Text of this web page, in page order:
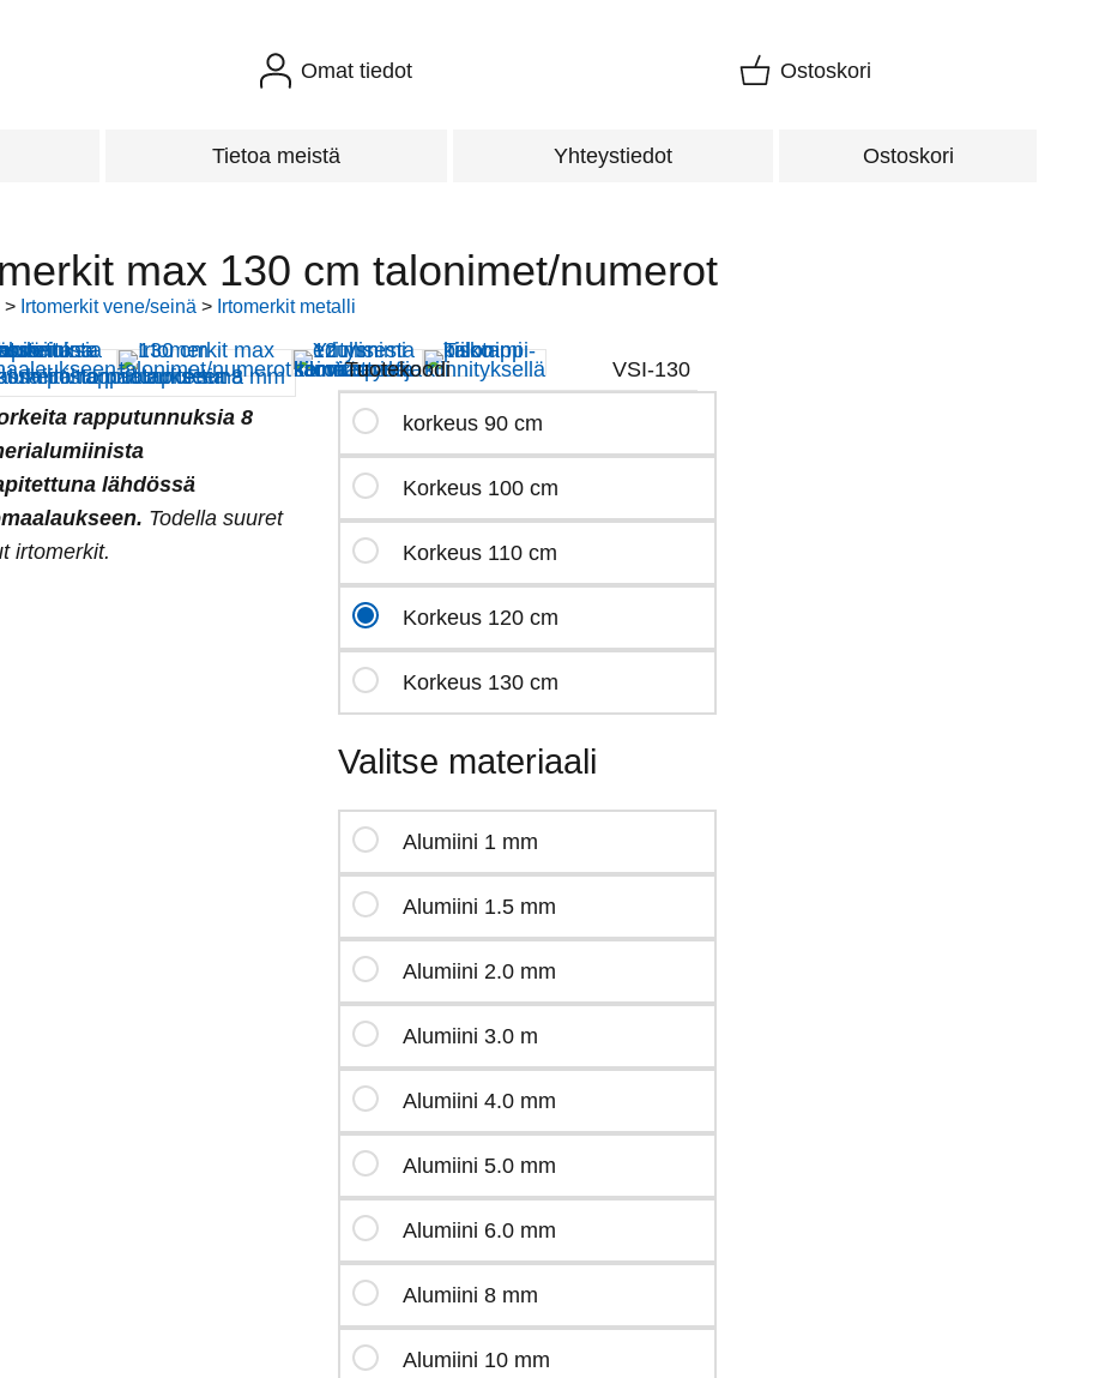
Omat tiedot Ostoskori
Tietoa meistä Yhteystiedot Ostoskori
max 130 cm talonimet/numerot
> Irtomerkit vene/seinä > Irtomerkit metalli
rapputunnuksia 8
lähdössä
Todella suuret
irtomerkit.
Tuotekoodi VSI-130
korkeus 90 cm
Korkeus 100 cm
Korkeus 110 cm
Korkeus 120 cm
Korkeus 130 cm
Valitse materiaali
Alumiini 1 mm
Alumiini 1.5 mm
Alumiini 2.0 mm
Alumiini 3.0 m
Alumiini 4.0 mm
Alumiini 5.0 mm
Alumiini 6.0 mm
Alumiini 8 mm
Alumiini 10 mm